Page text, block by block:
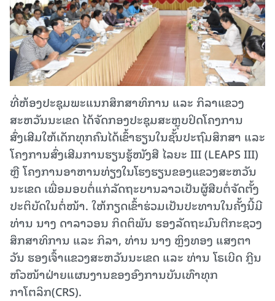
ທີ່ຫ້ອງປະຊຸມພະແນກສຶກສາທິການ ແລະ ກິລາແຂວງ
ສະຫວັນນະເຂດ ໄດ້ຈັດກອງປະຊຸມສະຫຼຸບປິດໂຄງການ
ສົ່ງເສີມໃຫ້ເດັກທຸກຄົນໄດ້ເຂົ້າຮຽນໃນຊັ້ນປະຖົມສຶກສາ ແລະ
ໂຄງການສົ່ງເສີມການຮຽນຮູ້ໜັງສື ໄລຍະ III (LEAPS III)
ຫຼື ໂຄງການອາຫານທ່ຽງໃນໂຮງຮຽນຂອງແຂວງສະຫວັນ
ນະເຂດ ເພື່ອມອບຕໍ່ແກ່ລັດຖະບານລາວເປັນຜູ້ສືບຕໍ່ຈັດຕັ້ງ
ປະຕິບັດໃນຕໍ່ໜ້າ. ໃຫ້ກຽດເຂົ້າຮ່ວມເປັນປະທານໃນຄັ້ງນີ້ມີ
ທ່ານ ນາງ ດາລາວອນ ກິດຕິພັນ ຮອງລັດຖະມົນຕີກະຊວງ
ສຶກສາທິການ ແລະ ກິລາ, ທ່ານ ນາງ ຫຼິງທອງ ແສງຕາ
ວັນ ຮອງເຈົ້າແຂວງສະຫວັນນະເຂດ ແລະ ທ່ານ ໂຣເບີດ ກຼີນ
ຫົວໜ້າຝ່າຍແຜນງານຂອງອົງການບັນເທົາທຸກ
ກາໂຕລິກ(CRS).